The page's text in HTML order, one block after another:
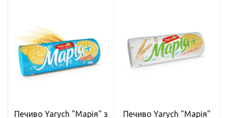
Печиво Yarych "Марія" з
Печиво Yarych "Марія"